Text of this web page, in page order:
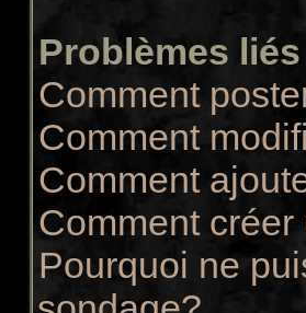
Problèmes
Comment
Comment
Comment
Comment
Pourquoi ne